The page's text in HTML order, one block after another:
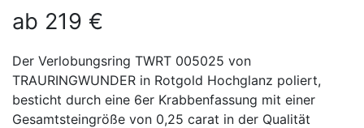
ab 219 €
Der Verlobungsring TWRT 005025 von
TRAURINGWUNDER in Rotgold Hochglanz poliert,
besticht durch eine 6er Krabbenfassung mit einer
Gesamtsteingröße von 0,25 carat in der Qualität